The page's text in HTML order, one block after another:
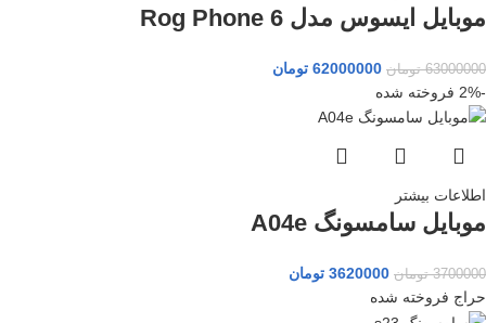
موبایل ایسوس مدل Rog Phone 6
63000000 تومان 62000000 تومان
-2%
فروخته شده
اطلاعات بیشتر
موبایل سامسونگ A04e
3700000 تومان 3620000 تومان
حراج فروخته شده